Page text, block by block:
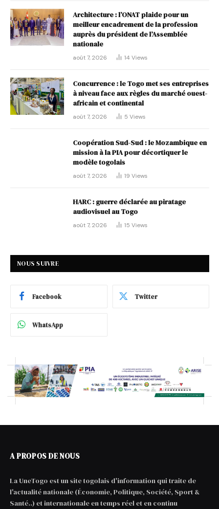
Architecture : l’ONAT plaide pour un
meilleur encadrement de la profession
auprès du président de l’Assemblée
nationale
août 7, 2026 14 Views
Concurrence : le Togo met ses entreprises
à niveau face aux règles du marché ouest-
africain et continental
août 7, 2026 5 Views
Coopération Sud-Sud : le Mozambique en
mission à la PIA pour décortiquer le
modèle togolais
août 7, 2026 19 Views
HARC : guerre déclarée au piratage
audiovisuel au Togo
août 7, 2026 15 Views
NOUS SUIVRE
Facebook Twitter
WhatsApp
A PROPOS DE NOUS
La UneTogo est un site togolais d'information qui traite de
l'actualité nationale (Économie, Politique, Société, Sport &
Santé..) et internationale en temps réel et en continu